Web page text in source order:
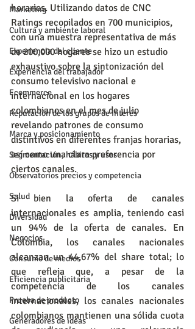
Marketing
Cultura y ambiente laboral
Experiencia del cliente
Experiencia del trabajador
Ecommerce
Reputación de los grupos de interés
Marca y posicionamiento
Segmentación, hábitos y usos
Observatorios precios y competencia
Salud
Diversidad
Negocios
Consumo de medios
Eficiencia publicitaria
Prueba de producto
Generadores de ideas
horarios. Utilizando datos de CNC
Ratings recopilados en 700 municipios,
con una muestra representativa de más
de 200,000 hogares se hizo un estudio
exhaustivo sobre la sintonización del
consumo televisivo nacional e
internacional en los hogares
colombianos en el mes de julio
revelando patrones de consumo
distintivos en diferentes franjas horarias,
así como una clara preferencia por
ciertos canales.
Si bien la oferta de canales
internacionales es amplia, teniendo casi
un 94% de la oferta de canales. En
Colombia, los canales nacionales
alcanzan un 44,67% del share total; lo
que refleja que, a pesar de la
competencia de los canales
internacionales, los canales nacionales
colombianos mantienen una sólida cuota